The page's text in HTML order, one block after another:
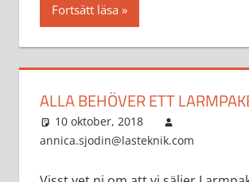
Fortsätt läsa
ALLA BEHÖVER ETT
10 oktober, 2018
annica.sjodin@lasteknik.com